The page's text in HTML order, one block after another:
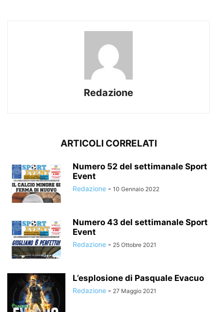
Redazione
ARTICOLI CORRELATI
Numero 52 del settimanale Sport
Event
Redazione - 10 Gennaio 2022
Numero 43 del settimanale Sport
Event
Redazione - 25 Ottobre 2021
L’esplosione di Pasquale Evacuo
Redazione - 27 Maggio 2021